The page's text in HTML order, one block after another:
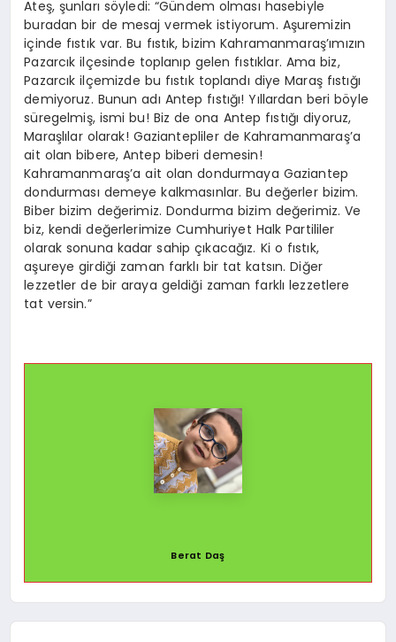
Ateş, şunları söyledi: “Gündem olması hasebiyle
buradan bir de mesaj vermek istiyorum. Aşuremizin
içinde fıstık var. Bu fıstık, bizim Kahramanmaraş’ımızın
Pazarcık ilçesinde toplanıp gelen fıstıklar. Ama biz,
Pazarcık ilçemizde bu fıstık toplandı diye Maraş fıstığı
demiyoruz. Bunun adı Antep fıstığı! Yıllardan beri böyle
süregelmiş, ismi bu! Biz de ona Antep fıstığı diyoruz,
Maraşlılar olarak! Gaziantepliler de Kahramanmaraş’a
ait olan bibere, Antep biberi demesin!
Kahramanmaraş’a ait olan dondurmaya Gaziantep
dondurması demeye kalkmasınlar. Bu değerler bizim.
Biber bizim değerimiz. Dondurma bizim değerimiz. Ve
biz, kendi değerlerimize Cumhuriyet Halk Partililer
olarak sonuna kadar sahip çıkacağız. Ki o fıstık,
aşureye girdiği zaman farklı bir tat katsın. Diğer
lezzetler de bir araya geldiği zaman farklı lezzetlere
tat versin.”
Berat Daş